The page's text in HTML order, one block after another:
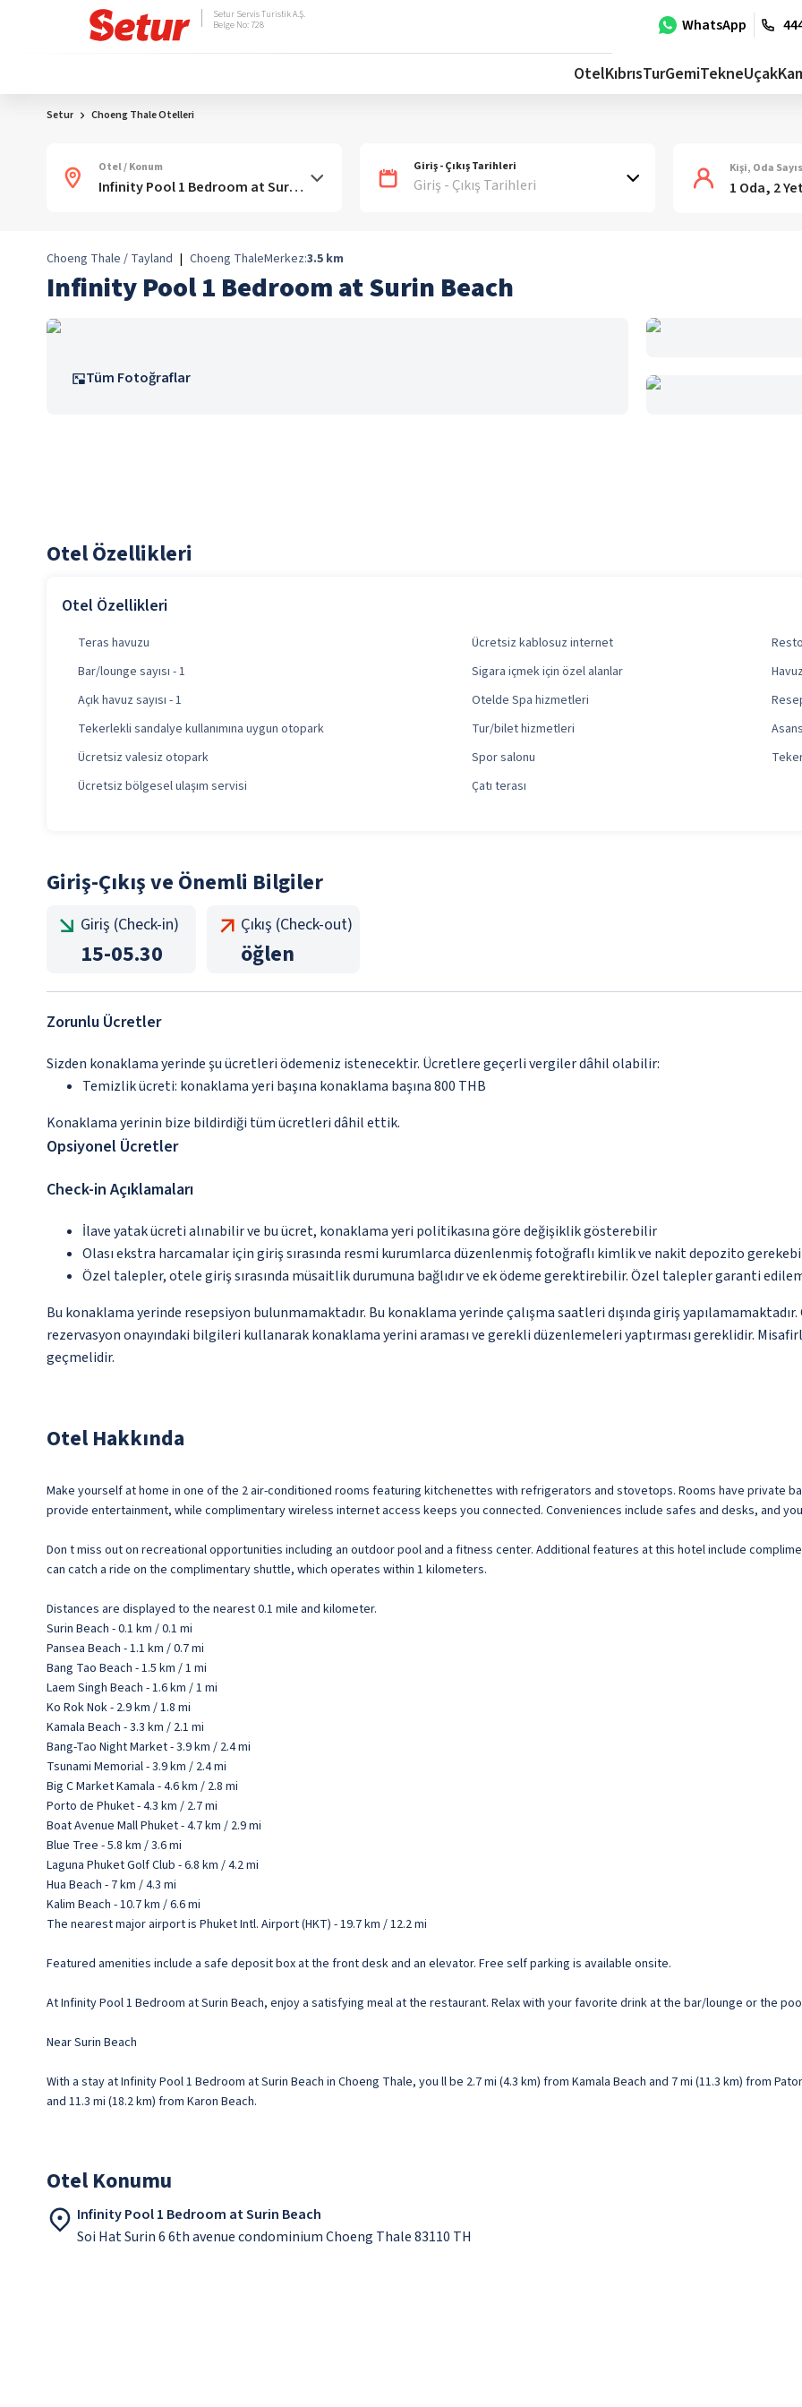
WhatsApp
Setur Servis Turistik A.Ş.
Belge No: 728
OtelKıbrısTurGemiTekneUçak
Setur Choeng Thale Otelleri
Otel / Konum Giriş - Çıkış Tarihleri
Giriş - Çıkış Tarihleri
Kişi, Oda
1 Oda, 2
Choeng Thale / Tayland | Choeng ThaleMerkez:3.5 km
Infinity Pool 1 Bedroom at Surin Beach
Tüm Fotoğraflar
Otel Özellikleri
Otel Özellikleri
Teras havuzu Ücretsiz kablosuz internet
Bar/lounge sayısı - 1
Sigara içmek için özel alanlar
Açık havuz sayısı - 1
Otelde Spa hizmetleri
Tekerlekli sandalye kullanımına uygun otopark
Tur/bilet hizmetleri
Ücretsiz valesiz otopark
Spor salonu
Ücretsiz bölgesel ulaşım servisi
Çatı terası
Giriş-Çıkış ve Önemli Bilgiler
Giriş (Check-in)
15-05.30
Çıkış (Check-out)
öğlen
Zorunlu Ücretler
Sizden konaklama yerinde şu ücretleri ödemeniz istenecektir. Ücretlere geçerli vergiler dâhil olabilir:
Temizlik ücreti: konaklama yeri başına konaklama başına 800 THB
Konaklama yerinin bize bildirdiği tüm ücretleri dâhil ettik.
Opsiyonel Ücretler
Check-in Açıklamaları
İlave yatak ücreti alınabilir ve bu ücret, konaklama yeri politikasına göre değişiklik gösterebilir
Olası ekstra harcamalar için giriş sırasında resmi kurumlarca düzenlenmiş fotoğraflı kimlik ve nakit depozito
Özel talepler, otele giriş sırasında müsaitlik durumuna bağlıdır ve ek ödeme gerektirebilir. Özel talepler garanti
Bu konaklama yerinde resepsiyon bulunmamaktadır. Bu konaklama yerinde çalışma saatleri dışında giriş
rezervasyon onayındaki bilgileri kullanarak konaklama yerini araması ve gerekli düzenlemeleri yaptırması gereklidir.
geçmelidir.
Otel Hakkında
Make yourself at home in one of the 2 air-conditioned rooms featuring kitchenettes with refrigerators and stovetops. Rooms have private
provide entertainment, while complimentary wireless internet access keeps you connected. Conveniences include safes and desks, and
Don t miss out on recreational opportunities including an outdoor pool and a fitness center. Additional features at this hotel include
can catch a ride on the complimentary shuttle, which operates within 1 kilometers.
Distances are displayed to the nearest 0.1 mile and kilometer.
Surin Beach - 0.1 km / 0.1 mi
Pansea Beach - 1.1 km / 0.7 mi
Bang Tao Beach - 1.5 km / 1 mi
Laem Singh Beach - 1.6 km / 1 mi
Ko Rok Nok - 2.9 km / 1.8 mi
Kamala Beach - 3.3 km / 2.1 mi
Bang-Tao Night Market - 3.9 km / 2.4 mi
Tsunami Memorial - 3.9 km / 2.4 mi
Big C Market Kamala - 4.6 km / 2.8 mi
Porto de Phuket - 4.3 km / 2.7 mi
Boat Avenue Mall Phuket - 4.7 km / 2.9 mi
Blue Tree - 5.8 km / 3.6 mi
Laguna Phuket Golf Club - 6.8 km / 4.2 mi
Hua Beach - 7 km / 4.3 mi
Kalim Beach - 10.7 km / 6.6 mi
The nearest major airport is Phuket Intl. Airport (HKT) - 19.7 km / 12.2 mi
Featured amenities include a safe deposit box at the front desk and an elevator. Free self parking is available onsite.
At Infinity Pool 1 Bedroom at Surin Beach, enjoy a satisfying meal at the restaurant. Relax with your favorite drink at the bar/lounge or the
Near Surin Beach
With a stay at Infinity Pool 1 Bedroom at Surin Beach in Choeng Thale, you ll be 2.7 mi (4.3 km) from Kamala Beach and 7 mi (11.3 km) from
and 11.3 mi (18.2 km) from Karon Beach.
Otel Konumu
Infinity Pool 1 Bedroom at Surin Beach
Soi Hat Surin 6 6th avenue condominium Choeng Thale 83110 TH